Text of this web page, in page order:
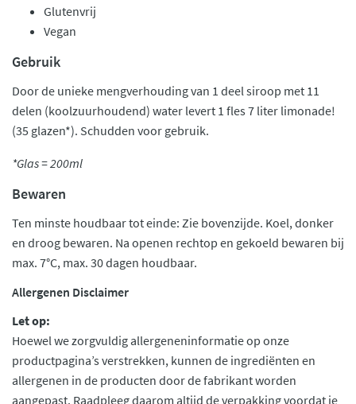
Glutenvrij
Vegan
Gebruik
Door de unieke mengverhouding van 1 deel siroop met 11
delen (koolzuurhoudend) water levert 1 fles 7 liter limonade!
(35 glazen*). Schudden voor gebruik.
*Glas = 200ml
Bewaren
Ten minste houdbaar tot einde: Zie bovenzijde. Koel, donker
en droog bewaren. Na openen rechtop en gekoeld bewaren bij
max. 7°C, max. 30 dagen houdbaar.
Allergenen Disclaimer
Let op:
Hoewel we zorgvuldig allergeneninformatie op onze
productpagina’s verstrekken, kunnen de ingrediënten en
allergenen in de producten door de fabrikant worden
aangepast. Raadpleeg daarom altijd de verpakking voordat je